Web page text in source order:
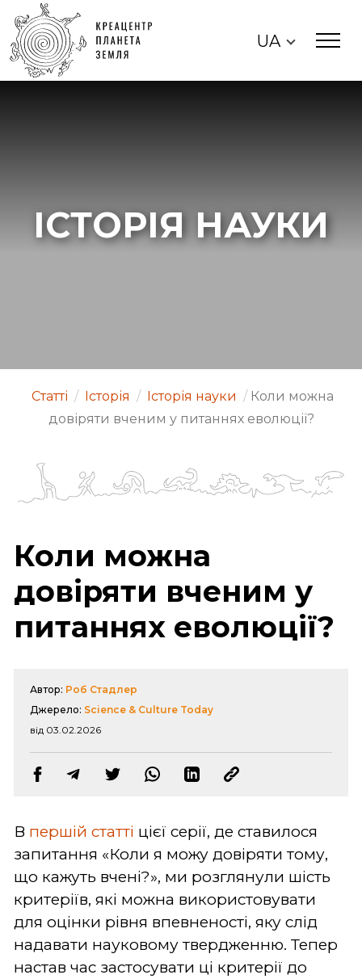
UA
ІСТОРІЯ НАУКИ
Статті / Історія / Історія науки / Коли можна
довіряти вченим у питаннях еволюції?
Коли можна
довіряти вченим у
питаннях еволюції?
Автор: Роб Стадлер
Джерело: Science & Culture Today
від 03.02.2026
В першій статті цієї серії, де ставилося
запитання «Коли я можу довіряти тому,
що кажуть вчені?», ми розглянули шість
критеріїв, які можна використовувати
для оцінки рівня впевненості, яку слід
надавати науковому твердженню. Тепер
настав час застосувати ці критерії до